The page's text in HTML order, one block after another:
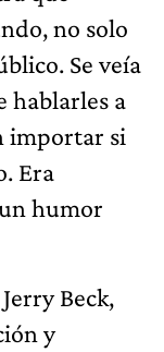
no solo
Se veía
hablarles a
importar si
Era
humor
Beck,
y